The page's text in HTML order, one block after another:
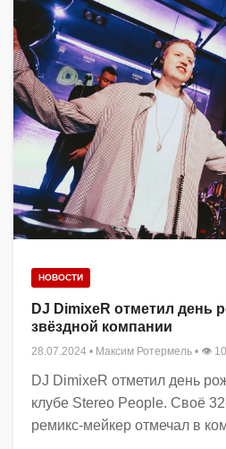
НОВОСТИ
DJ DimixeR отметил день
звёздной компании
28.07.2024 • Максим Ротермель • 👁
DJ DimixeR отметил день
клубе Stereo People. Своё
ремикс-мейкер отмечал в